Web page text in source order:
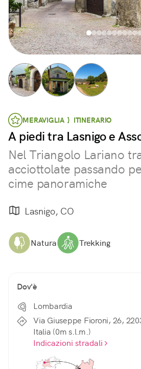
MERAVIGLIA } ITINERARIO
A piedi tra Lasnigo e
Nel Triangolo Lariano
acciottolate passando
cime panoramiche
Lasnigo, CO
Natura Trekking
Dov'è
Lombardia
Via Giuseppe Fioroni, 26,
Italia (0m s.l.m.)
Indicazioni stradali